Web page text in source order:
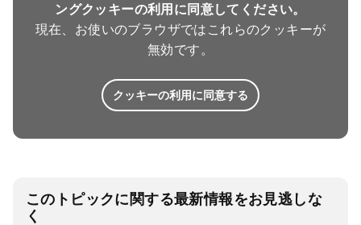
ングクッキーの利用に同意してください。
現在、お使いのブラウザではこれらのクッキーが
無効です。
クッキーの利用に同意する
このトピックに関する最新情報をお見逃しな
く